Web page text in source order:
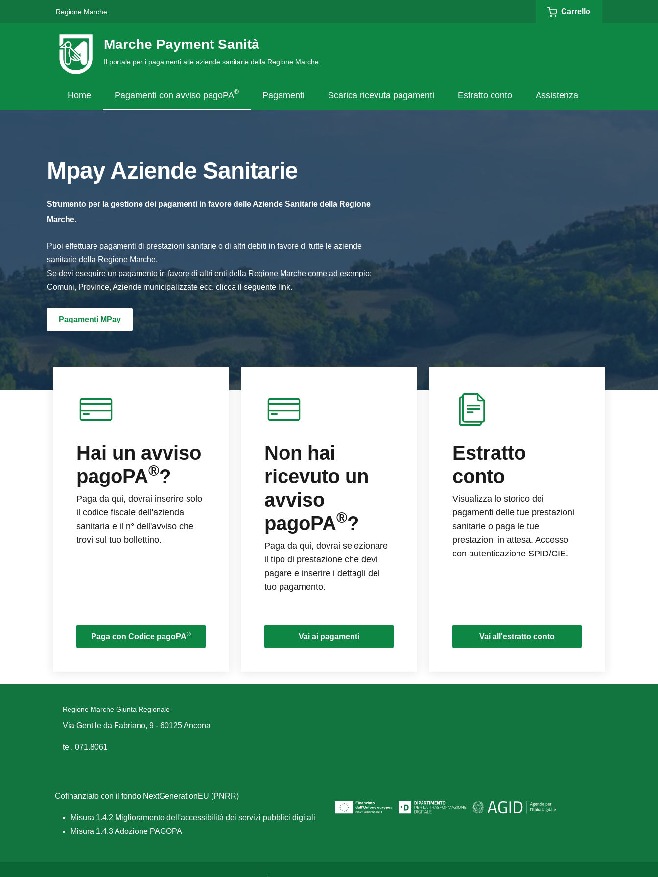
Regione Marche Carrello
Marche Payment Sanità
Il portale per i pagamenti alle aziende sanitarie della Regione Marche
Home Pagamenti con avviso pagoPA® Pagamenti Scarica ricevuta pagamenti Estratto conto Assistenza
Mpay Aziende Sanitarie
Strumento per la gestione dei pagamenti in favore delle Aziende Sanitarie della Regione
Marche.
Puoi effettuare pagamenti di prestazioni sanitarie o di altri debiti in favore di tutte le aziende
sanitarie della Regione Marche.
Se devi eseguire un pagamento in favore di altri enti della Regione Marche come ad esempio:
Comuni, Province, Aziende municipalizzate ecc. clicca il seguente link.
Pagamenti MPay
Hai un avviso
pagoPA®?
Paga da qui, dovrai inserire solo
il codice fiscale dell'azienda
sanitaria e il n° dell'avviso che
trovi sul tuo bollettino.
Paga con Codice pagoPA®
Non hai
ricevuto un
avviso
pagoPA®?
Paga da qui, dovrai selezionare
il tipo di prestazione che devi
pagare e inserire i dettagli del
tuo pagamento.
Vai ai pagamenti
Estratto
conto
Visualizza lo storico dei
pagamenti delle tue prestazioni
sanitarie o paga le tue
prestazioni in attesa. Accesso
con autenticazione SPID/CIE.
Vai all'estratto conto
Regione Marche Giunta Regionale
Via Gentile da Fabriano, 9 - 60125 Ancona
tel. 071.8061
Cofinanziato con il fondo NextGenerationEU (PNRR)
Misura 1.4.2 Miglioramento dell'accessibilità dei servizi pubblici digitali
Misura 1.4.3 Adozione PAGOPA